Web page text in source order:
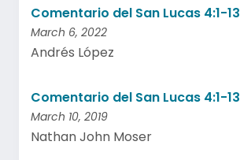
Comentario del San Lucas 4:1-13
March 6, 2022
Andrés López
Comentario del San Lucas 4:1-13
March 10, 2019
Nathan John Moser